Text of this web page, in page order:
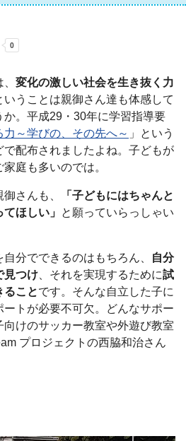
変化の激しい社会を生き抜く力
いうことは親御さん達も体感して
。平成29・30年に学習指導要
力～学びの、その先へ～ 」という
で配布されましたよね。子どもが
庭も多いのでは。
さんも、
「子どもにはちゃんと
ほしい」 と願っていらっしゃい
分でできるのはもちろん、
自分
見つけ 、それを実現するために試
ることです。そんな自立した子に
トが必要不可欠。どんなサポー
向けのサッカー教室や外遊び教室
プロジェクトの西脇和治さん